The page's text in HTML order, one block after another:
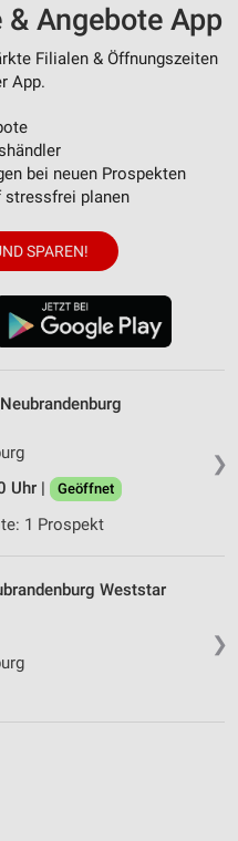
Angebote App
Filialen & Öffnungszeiten
App.
bei neuen Prospekten
stressfrei planen
SPAREN!
❯
Uhr |
Geöffnet
1 Prospekt
❯
Weststar